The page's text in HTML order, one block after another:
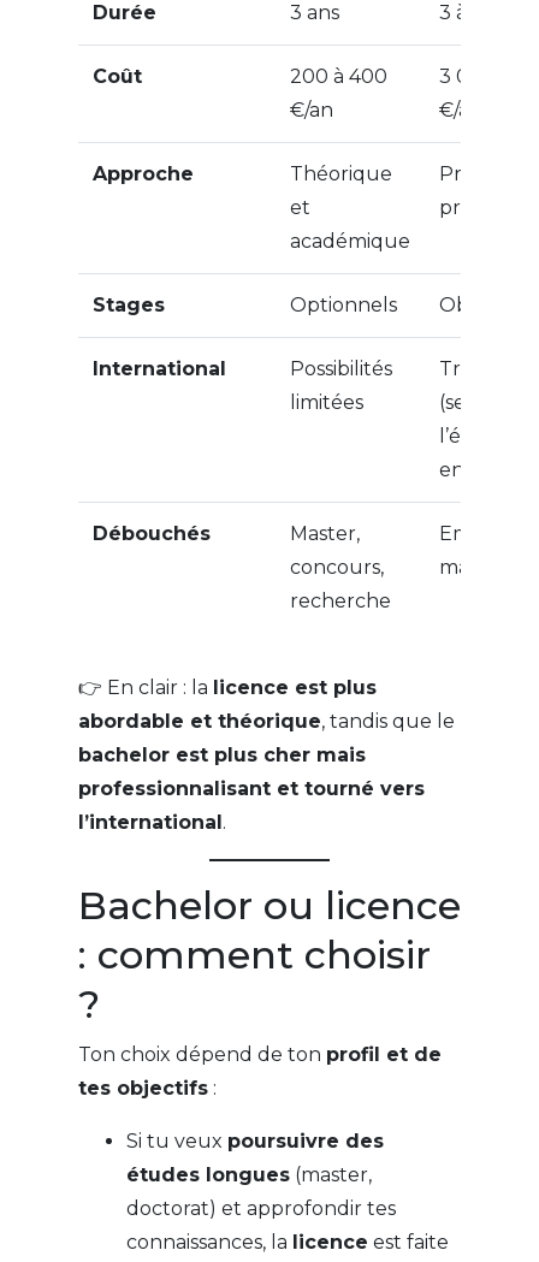
Durée 3 ans 3 à 4 ans
Coût
200 à 400
€/an
3 000 à
€/an
Approche
Théorique
et
académique
Pratique
Stages Optionnels
International
Possibilités
limitées
Très
(semestre
en
Débouchés
Master,
concours,
recherche
Emploi
master
👉 En clair : la licence est plus
abordable et théorique, tandis que le
bachelor est plus cher mais
professionnalisant et tourné vers
l’international.
Bachelor ou licence
: comment choisir
?
Ton choix dépend de ton profil et de
tes objectifs:
Si tu veux poursuivre des
études longues(master,
doctorat) et approfondir tes
connaissances, la licence est faite